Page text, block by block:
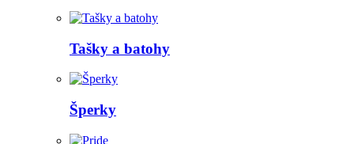
Tašky a batohy
Šperky